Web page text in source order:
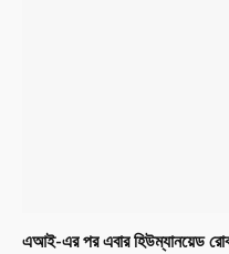
এআই-এর পর এবার হিউম্যানয়েড